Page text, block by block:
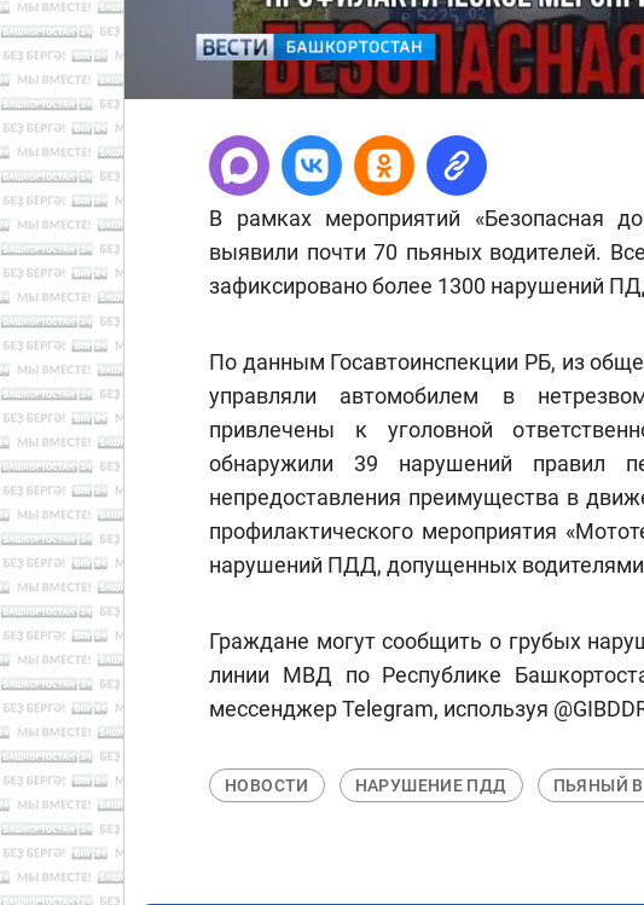
В рамках мероприятий «Безопасная
выявили почти 70 пьяных водителей.
зафиксировано более 1300 нарушений
По данным Госавтоинспекции РБ, из
управляли автомобилем в
привлечены к уголовной
обнаружили 39 нарушений правил
непредоставления преимущества в
профилактического мероприятия
нарушений ПДД, допущенных водителями
Граждане могут сообщить о грубых
линии МВД по Республике
мессенджер Telegram, используя
НОВОСТИ НАРУШЕНИЕ ПДД ПЬЯНЫЙ